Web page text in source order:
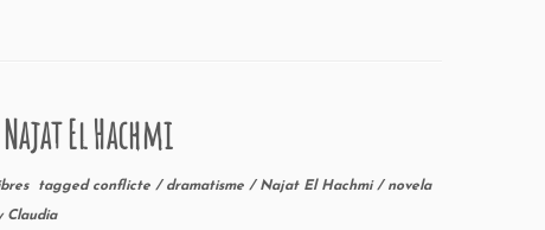
El Hachmi
tagged conflicte/ dramatisme/ Najat El Hachmi/ novela
Claudia